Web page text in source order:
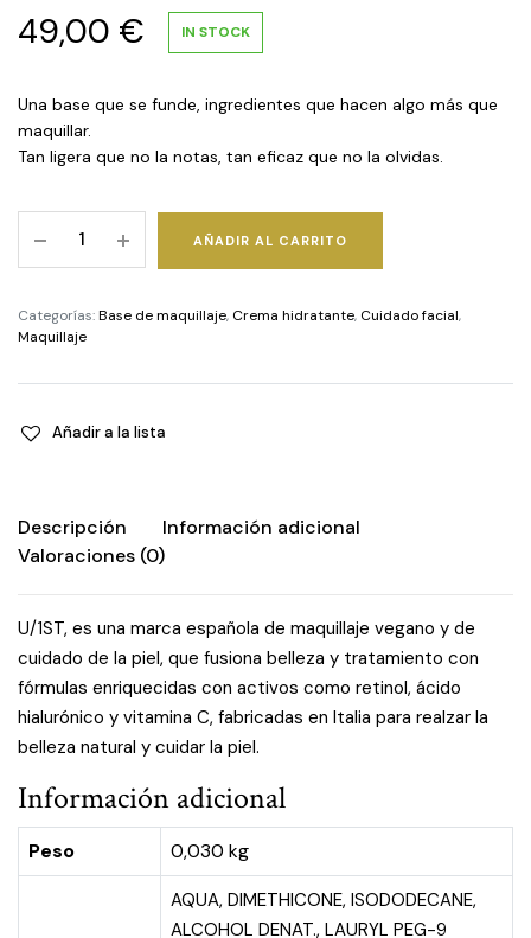
49,00 € IN STOCK
Una base que se funde, ingredientes que hacen algo más que
maquillar.
Tan ligera que no la notas, tan eficaz que no la olvidas.
serum
-
Shade
AÑADIR AL CARRITO
Categorías:Base de maquillaje, Crema hidratante, Cuidado facial,
Maquillaje
Añadir a la lista
Descripción
Información adicional
Valoraciones (0)
U/1ST, es una marca española de maquillaje vegano y de
cuidado de la piel, que fusiona belleza y tratamiento con
fórmulas enriquecidas con activos como retinol, ácido
hialurónico y vitamina C, fabricadas en Italia para realzar la
belleza natural y cuidar la piel.
Información adicional
Peso 0,030 kg
AQUA, DIMETHICONE, ISODODECANE,
ALCOHOL DENAT., LAURYL PEG-9